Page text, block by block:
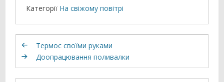
Категорії На свіжому повітрі
Термос своїми руками
Доопрацювання поливалки